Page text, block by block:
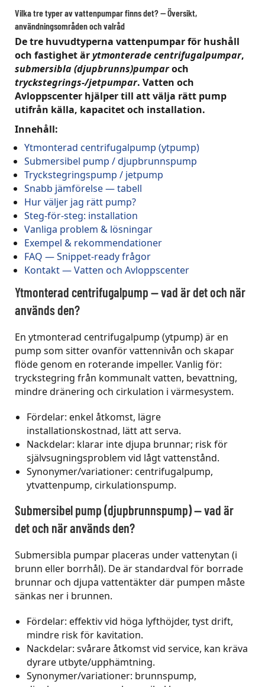
Vilka tre typer av vattenpumpar finns det? — Översikt,
användningsområden och valråd
De tre huvudtyperna vattenpumpar för hushåll
och fastighet ärytmonterade centrifugalpumpar,
submersibla (djupbrunns)pumparoch
tryckstegrings-/jetpumpar. Vatten och
Avloppscenter hjälper till att välja rätt pump
utifrån källa, kapacitet och installation.
Innehåll:
Ytmonterad centrifugalpump (ytpump)
Submersibel pump / djupbrunnspump
Tryckstegringspump / jetpump
Snabb jämförelse — tabell
Hur väljer jag rätt pump?
Steg-för-steg: installation
Vanliga problem & lösningar
Exempel & rekommendationer
FAQ — Snippet-ready frågor
Kontakt — Vatten och Avloppscenter
Ytmonterad centrifugalpump — vad är det och när
används den?
En ytmonterad centrifugalpump (ytpump) är en
pump som sitter ovanför vattennivån och skapar
flöde genom en roterande impeller. Vanlig för:
tryckstegring från kommunalt vatten, bevattning,
mindre dränering och cirkulation i värmesystem.
Fördelar: enkel åtkomst, lägre
installationskostnad, lätt att serva.
Nackdelar: klarar inte djupa brunnar; risk för
självsugningsproblem vid lågt vattenstånd.
Synonymer/variationer: centrifugalpump,
ytvattenpump, cirkulationspump.
Submersibel pump (djupbrunnspump) — vad är
det och när används den?
Submersibla pumpar placeras under vattenytan (i
brunn eller borrhål). De är standardval för borrade
brunnar och djupa vattentäkter där pumpen måste
sänkas ner i brunnen.
Fördelar: effektiv vid höga lyfthöjder, tyst drift,
mindre risk för kavitation.
Nackdelar: svårare åtkomst vid service, kan kräva
dyrare utbyte/upphämtning.
Synonymer/variationer: brunnspump,